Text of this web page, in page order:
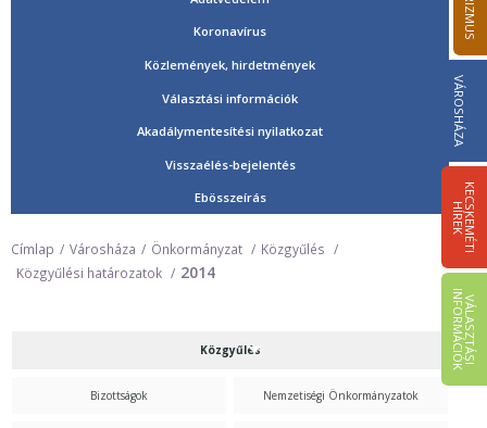
VÁROSHÁZA
K
E
C
S
K
E
M
É
T
I
HÍ
R
E
K
V
Á
L
A
S
Z
T
Á
S
I
IN
F
O
R
M
Á
C
I
Ó
K
Koronavírus
Közlemények, hirdetmények
Választási információk
Akadálymentesítési nyilatkozat
Visszaélés-bejelentés
Ebösszeírás
Címlap Városháza Önkormányzat
Közgyűlés
Közgyűlési határozatok
2014
Közgyűlés
Bizottságok Nemzetiségi Önkormányzatok